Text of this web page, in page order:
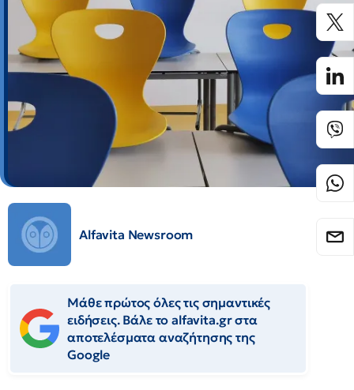
Alfavita Newsroom
Μάθε πρώτος όλες τις σημαντικές
ειδήσεις. Βάλε το alfavita.gr στα
αποτελέσματα αναζήτησης της
Google